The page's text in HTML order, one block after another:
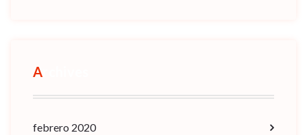
febrero 2020